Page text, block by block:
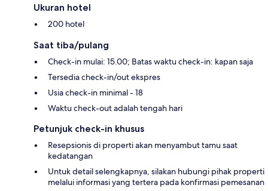
Ukuran hotel
200 hotel
Saat tiba/pulang
Check-in mulai: 15.00; Batas waktu check-in: kapan saja
Tersedia check-in/out ekspres
Usia check-in minimal - 18
Waktu check-out adalah tengah hari
Petunjuk check-in khusus
Resepsionis di properti akan menyambut tamu saat
kedatangan
Untuk detail selengkapnya, silakan hubungi pihak properti
melalui informasi yang tertera pada konfirmasi pemesanan